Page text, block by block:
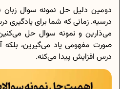
دومین دلیل حل نمونه سوال
درسیه. زمانی که شما برای یادگیری
می‌ذارین و نمونه سوال حل
صورت مفهومی یاد می‌گیرین، بلکه
درس افزایش پیدا می‌کنه.